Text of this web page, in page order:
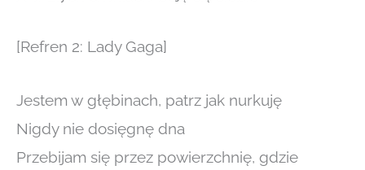
[Refren 2: Lady Gaga]
Jestem w głębinach, patrz jak nurkuję
Nigdy nie dosięgnę dna
Przebijam się przez powierzchnię, gdzie